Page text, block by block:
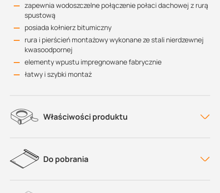
zapewnia wodoszczelne połączenie połaci dachowej z rurą
spustową
posiada kołnierz bitumiczny
rura i pierścień montażowy wykonane ze stali nierdzewnej
kwasoodpornej
elementy wpustu impregnowane fabrycznie
łatwy i szybki montaż
Właściwości produktu
Do pobrania